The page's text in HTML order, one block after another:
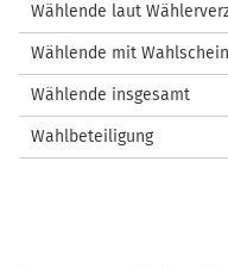
Wählende laut
Wählende mit Wahlschein
Wählende insgesamt
Wahlbeteiligung